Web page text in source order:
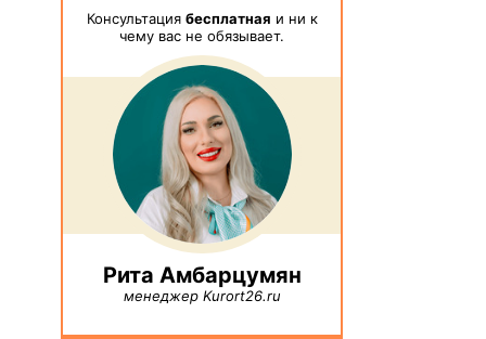
Консультация бесплатная и ни к
чему вас не обязывает.
Рита Амбарцумян
менеджер Kurort26.ru